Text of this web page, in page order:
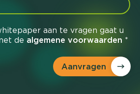
aan te vragen gaat u
de algemene voorwaarden *
Aanvragen